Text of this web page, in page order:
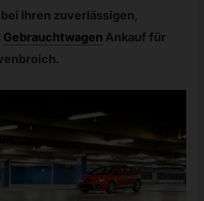
Ihren zuverlässigen,
Gebrauchtwagen Ankauf für